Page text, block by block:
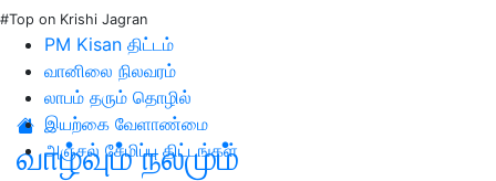
#Top on Krishi Jagran
PM Kisan திட்டம்
வானிலை நிலவரம்
லாபம் தரும் தொழில்
இயற்கை வேளாண்மை
அஞ்சல் சேமிப்பு திட்டங்கள்
வாழ்வும் நலமும்